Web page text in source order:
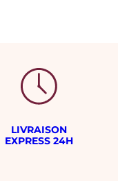
LIVRAISON
EXPRESS 24H